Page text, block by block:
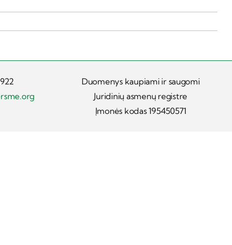
Duomenys kaupiami ir saugomi
Juridinių asmenų registre
Įmonės kodas 195450571